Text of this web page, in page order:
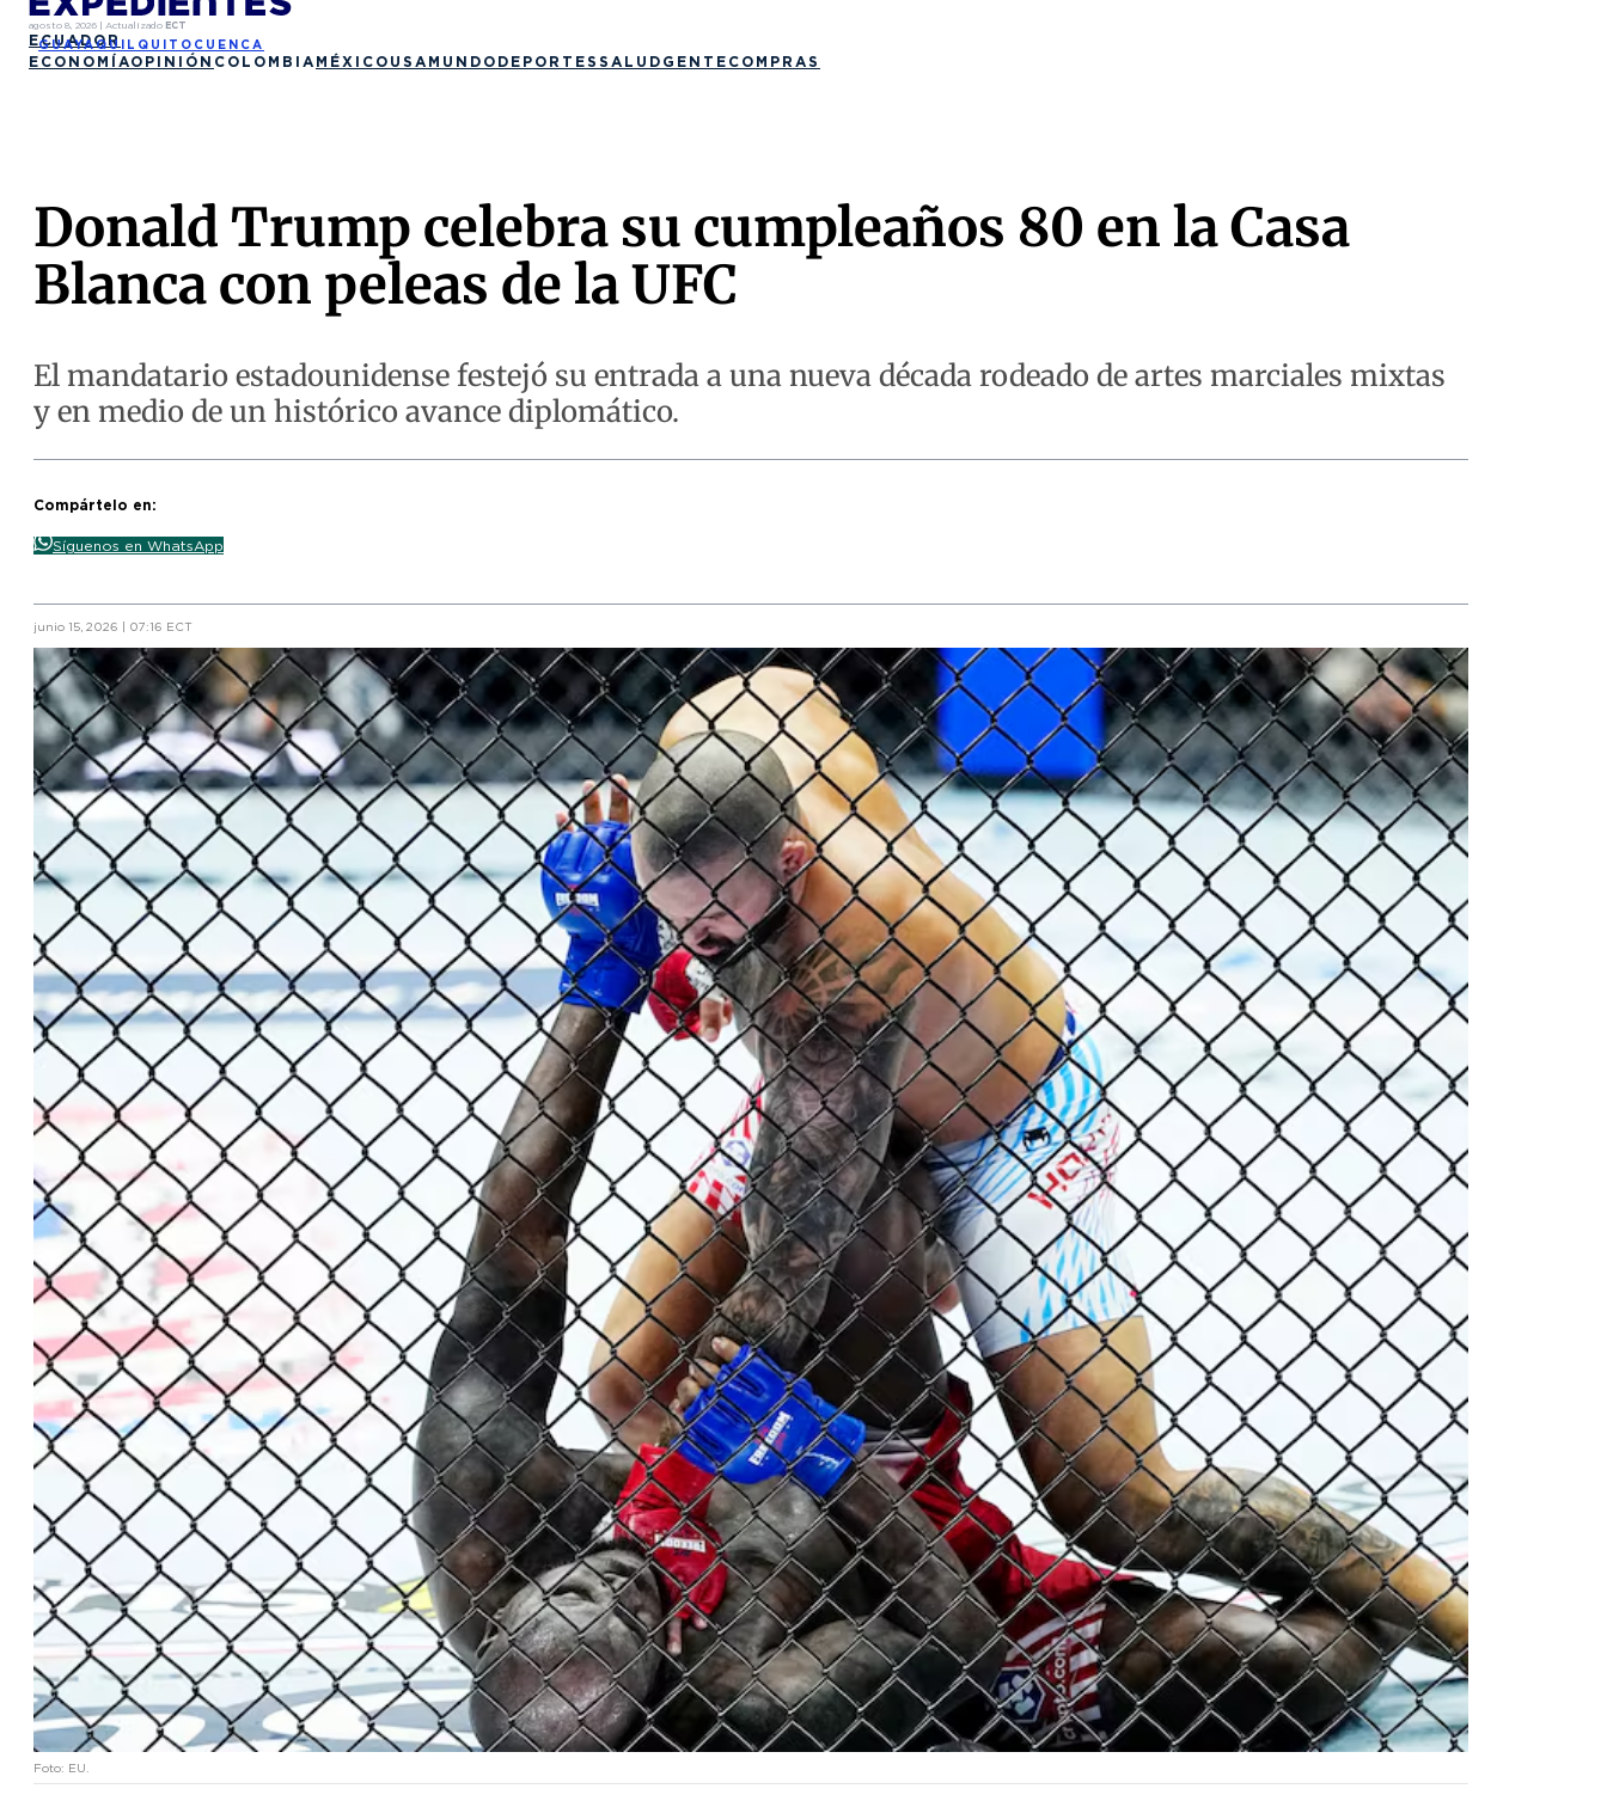
agosto 8, 2026 | Actualizado ECT
ECUADOR
GUAYAQUIL QUITO CUENCA
ECONOMÍAOPINIÓN COLOMBIA MÉXICO USA MUNDO DEPORTES SALUD GENTE COMPRAS
Donald Trump celebra su cumpleaños 80 en la Casa
Blanca con peleas de la UFC
El mandatario estadounidense festejó su entrada a una nueva década rodeado de artes marciales mixtas
y en medio de un histórico avance diplomático.
Compártelo en:
Síguenos en WhatsApp
junio 15, 2026 | 07:16 ECT
Foto: EU.